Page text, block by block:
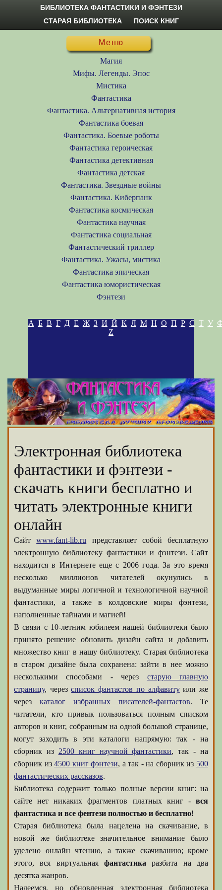
БИБЛИОТЕКА ФАНТАСТИКИ И ФЭНТЕЗИ
СТАРАЯ БИБЛИОТЕКА
ПОИСК КНИГ
Меню
Магия
Мифы. Легенды. Эпос
Мистика
Фантастика
Фантастика. Альтернативная история
Фантастика боевая
Фантастика. Боевые роботы
Фантастика героическая
Фантастика детективная
Фантастика детская
Фантастика. Звездные войны
Фантастика. Киберпанк
Фантастика космическая
Фантастика научная
Фантастика социальная
Фантастический триллер
Фантастика. Ужасы, мистика
Фантастика эпическая
Фантастика юмористическая
Фэнтези
А Б В Г Д Е Ж З И Й К Л М Н О П Р С Т У
Z
Электронная библиотека
фантастики и фэнтези -
скачать книги бесплатно и
читать электронные книги
онлайн
Сайтwww.fant-lib.ru представляет собой бесплатную
электронную библиотеку фантастики и фэнтези. Сайт
находится в Интернете еще с 2006 года. За это время
несколько миллионов читателей окунулись в
выдуманные миры логичной и технологичной научной
фантастики, а также в колдовские миры фэнтези,
наполненные тайнами и магией!
В связи с 10-летним юбилеем нашей библиотеки было
принято решение обновить дизайн сайта и добавить
множество книг в нашу библиотеку. Старая библиотека
в старом дизайне была сохранена: зайти в нее можно
несколькими способами - через старую главную
страницу, черезсписок фантастов по алфавитуили же
через каталог избранных писателей-фантастов. Те
читатели, кто привык пользоваться полным списком
авторов и книг, собранным на одной большой странице,
могут заходить в эти каталоги напрямую: так - на
сборник из 2500 книг научной фантастики, так - на
сборник из4500 книг фэнтези, а так - на сборник из 500
фантастических рассказов.
Библиотека содержит только полные версии книг: на
сайте нет никаких фрагментов платных книг - вся
фантастика и все фентези полностью и бесплатно!
Старая библиотека была нацелена на скачивание, в
новой же библиотеке значительное внимание было
уделено онлайн чтению, а также скачиванию; кроме
этого, вся виртуальная фантастика разбита на два
десятка жанров.
Надеемся, но обновленная электронная библиотека